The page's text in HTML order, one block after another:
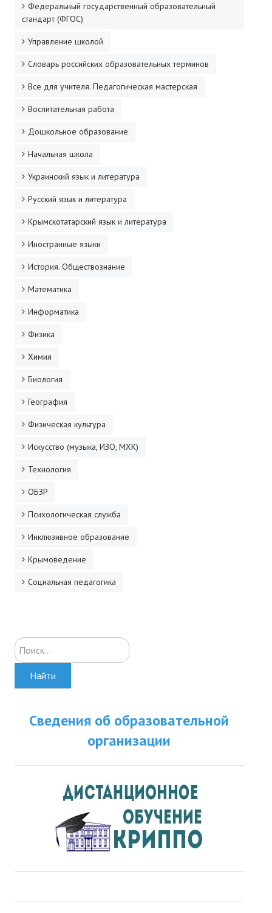
Федеральный государственный образовательный
стандарт (ФГОС)
Управление школой
Словарь российских образовательных терминов
Все для учителя. Педагогическая мастерская
Воспитательная работа
Дошкольное образование
Начальная школа
Украинский язык и литература
Русский язык и литература
Крымскотатарский язык и литература
Иностранные языки
История. Обществознание
Математика
Информатика
Физика
Химия
Биология
География
Физическая культура
Искусство (музыка, ИЗО, МХК)
Технология
ОБЗР
Психологическая служба
Инклюзивное образование
Крымоведение
Социальная педагогика
Искать...
Найти
Сведения об образовательной
организации